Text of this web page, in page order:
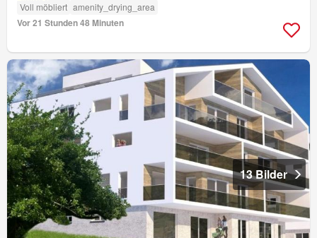
Voll möbliert amenity_drying_area
Vor 21 Stunden 48 Minuten
13 Bilder